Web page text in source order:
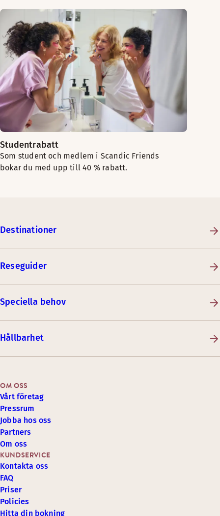
Studentrabatt
Som student och medlem i Scandic Friends
bokar du med upp till 40 % rabatt.
Destinationer
Reseguider
Speciella behov
Hållbarhet
KUNDSERVICE
Kontakta oss
FAQ
Priser
Policies
Hitta din bokning
OM OSS
Vårt företag
Pressrum
Jobba hos oss
Partners
Om oss